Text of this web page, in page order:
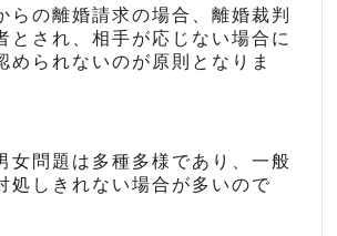
らの離婚請求の場合、離婚裁判
とされ、相手が応じない場合に
められないのが原則となりま
女問題は多種多様であり、一般
処しきれない場合が多いので